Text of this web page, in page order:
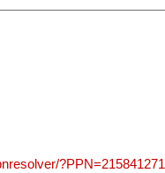
?PPN=215841271